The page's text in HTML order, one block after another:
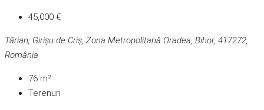
45,000 €
Tărian, Girișu de Criș, Zona Metropolitană Oradea, Bihor, 417272,
România
76 m²
Terenuri